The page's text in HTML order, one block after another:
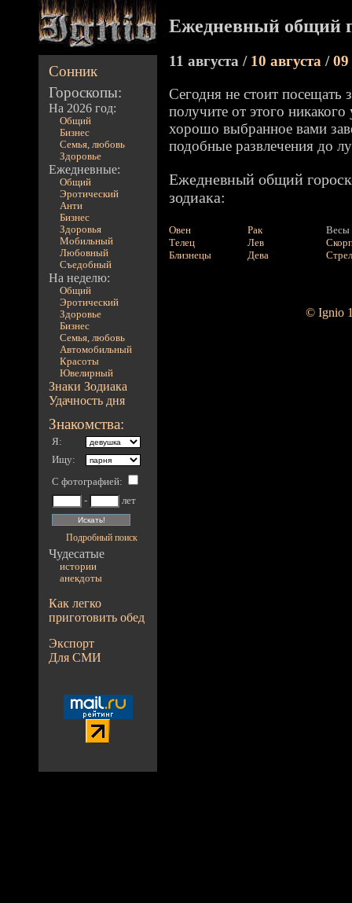
Сонник
Гороскопы:
На 2026 год:
Общий
Бизнес
Семья, любовь
Здоровье
Ежедневные:
Общий
Эротический
Анти
Бизнес
Здоровья
Мобильный
Любовный
Съедобный
На неделю:
Общий
Эротический
Здоровье
Бизнес
Семья, любовь
Автомобильный
Красоты
Ювелирный
Знаки Зодиака
Удачность дня
Знакомства:
Я:
Ищу:
С фотографией:
-
лет
Подробный поиск
Чудесатые
истории
анекдоты
Как легко
приготовить обед
Экспорт
Для СМИ
Ежедневный общий
11 августа / 10 августа /09
Сегодня не стоит посещать
получите от этого
хорошо выбранное вами
подобные развлечения до
Ежедневный общий
зодиака:
Овен
Телец
Близнецы
Рак
Лев
Дева
Весы
© Ignio